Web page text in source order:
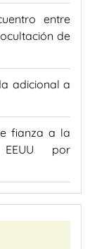
entre
de
adicional a
fianza a la
por